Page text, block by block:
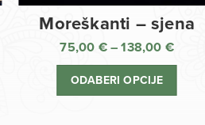
Moreškanti – sjena
75,00 € – 138,00 €
cijena:
ODABERI OPCIJE